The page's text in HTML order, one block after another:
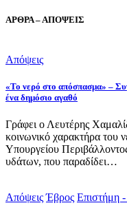
ΑΡΘΡΑ – ΑΠΟΨΕΙΣ
Απόψεις
«Το νερό στο απόσπασμα» –
ένα δημόσιο αγαθό
Γράφει ο Λευτέρης
κοινωνικό χαρακτήρα του
Υπουργείου
υδάτων, που παραδίδει…
Απόψεις Έβρος Επιστήμη -